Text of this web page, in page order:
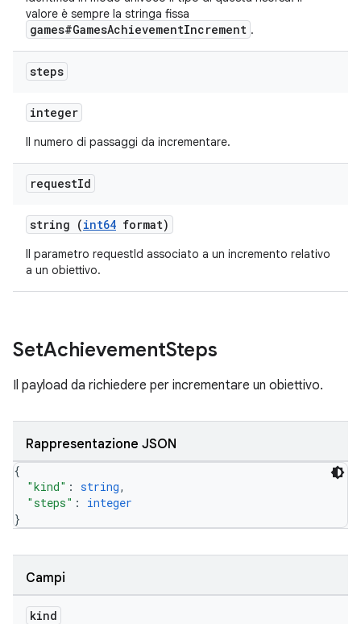
valore è sempre la stringa fissa
games#GamesAchievementIncrement .
steps
integer
Il numero di passaggi da incrementare.
requestId
string (int64 format)
Il parametro requestId associato a un incremento relativo
a un obiettivo.
SetAchievementSteps
Il payload da richiedere per incrementare un obiettivo.
Rappresentazione JSON
{
"kind" : string,
"steps" : integer
}
Campi
kind